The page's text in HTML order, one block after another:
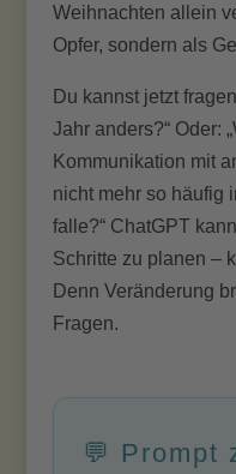
Weihnachten allein
Opfer, sondern als
Du kannst jetzt
Jahr anders?“ Oder:
Kommunikation mit
nicht mehr so häufig
falle?“ ChatGPT
Schritte zu planen –
Denn Veränderung
Fragen.
💬 Prompt